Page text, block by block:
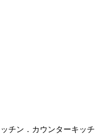
チン．カウンターキッチ